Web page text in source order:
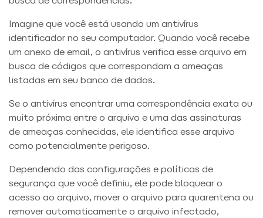
Imagine que você está usando um antivírus
identificador no seu computador. Quando você recebe
um anexo de email, o antivírus verifica esse arquivo em
busca de códigos que correspondam a ameaças
listadas em seu banco de dados.
Se o antivírus encontrar uma correspondência exata ou
muito próxima entre o arquivo e uma das assinaturas
de ameaças conhecidas, ele identifica esse arquivo
como potencialmente perigoso.
Dependendo das configurações e políticas de
segurança que você definiu, ele pode bloquear o
acesso ao arquivo, mover o arquivo para quarentena ou
remover automaticamente o arquivo infectado,